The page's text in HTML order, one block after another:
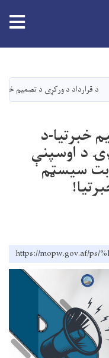
د قرارداد د ورکړی د تصمیم
خبرتیا-د
د اوسپنې
سيسټم
https://mopw.gov.af/ps/